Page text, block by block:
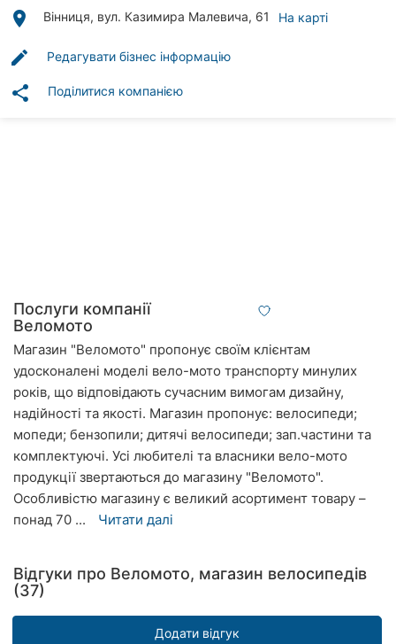
Рівне
Одеса
Кропивницький
Київ
Запоріжжя
Львів
place Вінниця, вул. Казимира Малевича, 61 На карті
edit Редагувати бізнес інформацію
share Поділитися компанією
Послуги компанії
Веломото
Магазин "Веломото" пропонує своїм клієнтам
удосконалені моделі вело-мото транспорту минулих
років, що відповідають сучасним вимогам дизайну,
надійності та якості. Магазин пропонує: велосипеди;
мопеди; бензопили; дитячі велосипеди; зап.частини та
комплектуючі. Усі любителі та власники вело-мото
продукції звертаються до магазину "Веломото".
Особливістю магазину є великий асортимент товару –
понад 70 ...
Читати далі
Відгуки про Веломото, магазин велосипедів
(37)
Додати відгук